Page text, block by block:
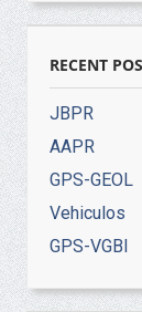
RECENT
JBPR
AAPR
GPS-GEOL
Vehiculos
GPS-VGBI